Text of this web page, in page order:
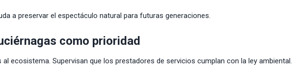
a preservar el espectáculo natural para futuras generaciones.
como prioridad
ecosistema. Supervisan que los prestadores de servicios cumplan con la ley ambiental.